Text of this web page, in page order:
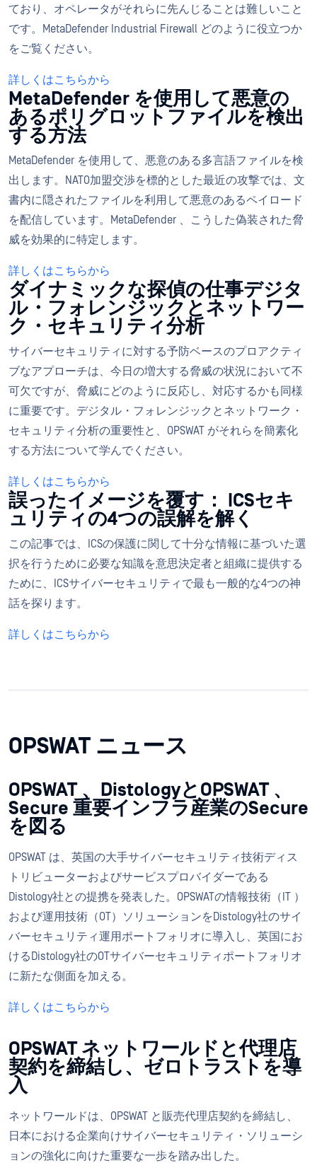
ており、オペレータがそれらに先んじることは難しいこと
です。MetaDefender Industrial Firewall どのように役立つか
をご覧ください。
詳しくはこちらから
MetaDefender を使用して悪意の
あるポリグロットファイルを検出
する方法
MetaDefender を使用して、悪意のある多言語ファイルを検
出します。NATO加盟交渉を標的とした最近の攻撃では、文
書内に隠されたファイルを利用して悪意のあるペイロード
を配信しています。MetaDefender 、こうした偽装された脅
威を効果的に特定します。
詳しくはこちらから
ダイナミックな探偵の仕事デジタ
ル・フォレンジックとネットワー
ク・セキュリティ分析
サイバーセキュリティに対する予防ベースのプロアクティ
ブなアプローチは、今日の増大する脅威の状況において不
可欠ですが、脅威にどのように反応し、対応するかも同様
に重要です。デジタル・フォレンジックとネットワーク・
セキュリティ分析の重要性と、OPSWAT がそれらを簡素化
する方法について学んでください。
詳しくはこちらから
誤ったイメージを覆す： ICSセキ
ュリティの4つの誤解を解く
この記事では、ICSの保護に関して十分な情報に基づいた選
択を行うために必要な知識を意思決定者と組織に提供する
ために、ICSサイバーセキュリティで最も一般的な4つの神
話を探ります。
詳しくはこちらから
OPSWAT ニュース
OPSWAT 、DistologyとOPSWAT 、
Secure 重要インフラ産業のSecure
を図る
OPSWAT は、英国の大手サイバーセキュリティ技術ディス
トリビューターおよびサービスプロバイダーである
Distology社との提携を発表した。OPSWATの情報技術（IT ）
および運用技術（OT）ソリューションをDistology社のサイ
バーセキュリティ運用ポートフォリオに導入し、英国にお
けるDistology社のOTサイバーセキュリティポートフォリオ
に新たな側面を加える。
詳しくはこちらから
OPSWAT ネットワールドと代理店
契約を締結し、ゼロトラストを導
入
ネットワールドは、OPSWAT と販売代理店契約を締結し、
日本における企業向けサイバーセキュリティ・ソリューシ
ョンの強化に向けた重要な一歩を踏み出した。